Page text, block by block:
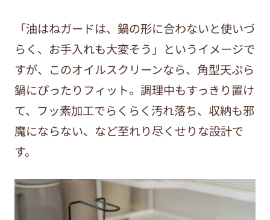
「油はねガードは、鍋の形に合わないと使いづ
らく、お手入れも大変そう」というイメージで
すが、このオイルスクリーンなら、角型天ぷら
鍋にぴったりフィット。調理中もすっきり置け
て、フッ素加工でらくらく汚れ落ち、収納も邪
魔にならない、など至れり尽くせりな設計で
す。